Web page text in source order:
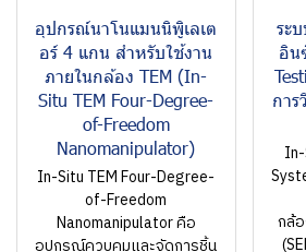
อุปกรณ์นาโนแมนนิพิูเลเต
อร์ 4 แกน สำหรับใช้งาน
ภายในกล้อง TEM (In-
Situ TEM Four-Degree-
of-Freedom
Nanomanipulator)
In-Situ TEM Four-Degree-
of-Freedom
Nanomanipulator คือ
อุปกรณ์ควบคุมและจัดการชิ้น
ระ
อิน
การ
กล้